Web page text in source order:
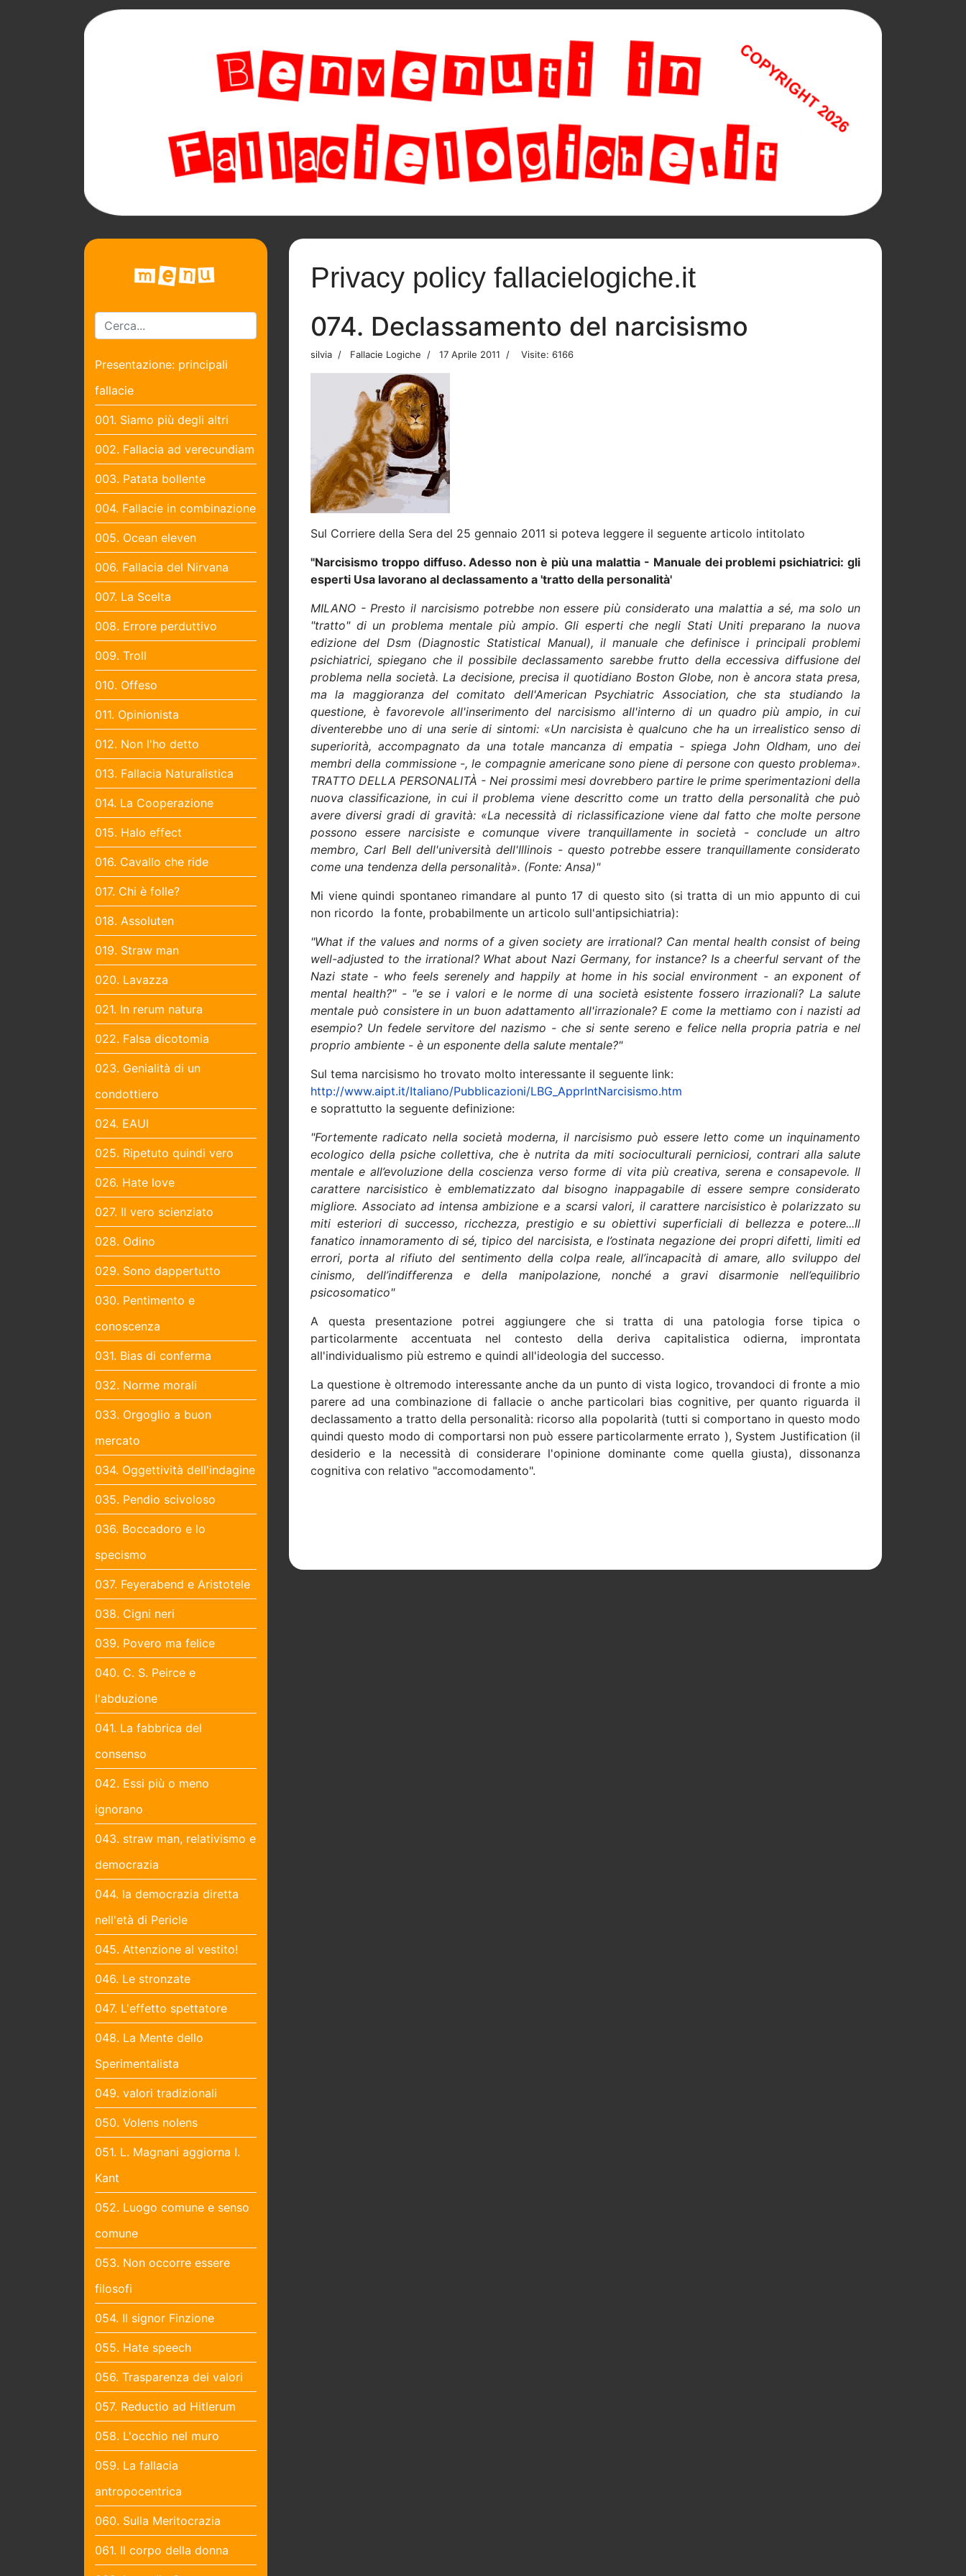
Presentazione: principali
fallacie
001. Siamo più degli altri
002. Fallacia ad verecundiam
003. Patata bollente
004. Fallacie in combinazione
005. Ocean eleven
006. Fallacia del Nirvana
007. La Scelta
008. Errore perduttivo
009. Troll
010. Offeso
011. Opinionista
012. Non l'ho detto
013. Fallacia Naturalistica
014. La Cooperazione
015. Halo effect
016. Cavallo che ride
017. Chi è folle?
018. Assoluten
019. Straw man
020. Lavazza
021. In rerum natura
022. Falsa dicotomia
023. Genialità di un
condottiero
024. EAUI
025. Ripetuto quindi vero
026. Hate love
027. Il vero scienziato
028. Odino
029. Sono dappertutto
030. Pentimento e
conoscenza
031. Bias di conferma
032. Norme morali
033. Orgoglio a buon
mercato
034. Oggettività dell'indagine
035. Pendio scivoloso
036. Boccadoro e lo
specismo
037. Feyerabend e Aristotele
038. Cigni neri
039. Povero ma felice
040. C. S. Peirce e
l'abduzione
041. La fabbrica del
consenso
042. Essi più o meno
ignorano
043. straw man, relativismo e
democrazia
044. la democrazia diretta
nell'età di Pericle
045. Attenzione al vestito!
046. Le stronzate
047. L'effetto spettatore
048. La Mente dello
Sperimentalista
049. valori tradizionali
050. Volens nolens
051. L. Magnani aggiorna I.
Kant
052. Luogo comune e senso
comune
053. Non occorre essere
filosofi
054. Il signor Finzione
055. Hate speech
056. Trasparenza dei valori
057. Reductio ad Hitlerum
058. L'occhio nel muro
059. La fallacia
antropocentrica
060. Sulla Meritocrazia
061. Il corpo della donna
Privacy policy fallacielogiche.it
074. Declassamento del narcisismo
silvia Fallacie Logiche 17 Aprile 2011 Visite: 6166
Sul Corriere della Sera del 25 gennaio 2011 si poteva leggere il seguente articolo intitolato
"Narcisismo troppo diffuso. Adesso non è più una malattia - Manuale dei problemi psichiatrici: gli
esperti Usa lavorano al declassamento a 'tratto della personalità'
MILANO - Presto il narcisismo potrebbe non essere più considerato una malattia a sé, ma solo un
"tratto" di un problema mentale più ampio. Gli esperti che negli Stati Uniti preparano la nuova
edizione del Dsm (Diagnostic Statistical Manual), il manuale che definisce i principali problemi
psichiatrici, spiegano che il possibile declassamento sarebbe frutto della eccessiva diffusione del
problema nella società. La decisione, precisa il quotidiano Boston Globe, non è ancora stata presa,
ma la maggioranza del comitato dell'American Psychiatric Association, che sta studiando la
questione, è favorevole all'inserimento del narcisismo all'interno di un quadro più ampio, in cui
diventerebbe uno di una serie di sintomi: «Un narcisista è qualcuno che ha un irrealistico senso di
superiorità, accompagnato da una totale mancanza di empatia - spiega John Oldham, uno dei
membri della commissione -, le compagnie americane sono piene di persone con questo problema».
TRATTO DELLA PERSONALITÀ - Nei prossimi mesi dovrebbero partire le prime sperimentazioni della
nuova classificazione, in cui il problema viene descritto come un tratto della personalità che può
avere diversi gradi di gravità: «La necessità di riclassificazione viene dal fatto che molte persone
possono essere narcisiste e comunque vivere tranquillamente in società - conclude un altro
membro, Carl Bell dell'università dell'Illinois - questo potrebbe essere tranquillamente considerato
come una tendenza della personalità». (Fonte: Ansa)"
Mi viene quindi spontaneo rimandare al punto 17 di questo sito (si tratta di un mio appunto di cui
non ricordo la fonte, probabilmente un articolo sull'antipsichiatria):
"What if the values and norms of a given society are irrational? Can mental health consist of being
well-adjusted to the irrational? What about Nazi Germany, for instance? Is a cheerful servant of the
Nazi state - who feels serenely and happily at home in his social environment - an exponent of
mental health?" - "e se i valori e le norme di una società esistente fossero irrazionali? La salute
mentale può consistere in un buon adattamento all'irrazionale? E come la mettiamo con i nazisti ad
esempio? Un fedele servitore del nazismo - che si sente sereno e felice nella propria patria e nel
proprio ambiente - è un esponente della salute mentale?"
Sul tema narcisismo ho trovato molto interessante il seguente link:
http://www.aipt.it/Italiano/Pubblicazioni/LBG_ApprIntNarcisismo.htm
e soprattutto la seguente definizione:
"Fortemente radicato nella società moderna, il narcisismo può essere letto come un inquinamento
ecologico della psiche collettiva, che è nutrita da miti socioculturali perniciosi, contrari alla salute
mentale e all’evoluzione della coscienza verso forme di vita più creativa, serena e consapevole. Il
carattere narcisistico è emblematizzato dal bisogno inappagabile di essere sempre considerato
migliore. Associato ad intensa ambizione e a scarsi valori, il carattere narcisistico è polarizzato su
miti esteriori di successo, ricchezza, prestigio e su obiettivi superficiali di bellezza e potere...Il
fanatico innamoramento di sé, tipico del narcisista, e l’ostinata negazione dei propri difetti, limiti ed
errori, porta al rifiuto del sentimento della colpa reale, all’incapacità di amare, allo sviluppo del
cinismo, dell’indifferenza e della manipolazione, nonché a gravi disarmonie nell’equilibrio
psicosomatico"
A questa presentazione potrei aggiungere che si tratta di una patologia forse tipica o
particolarmente accentuata nel contesto della deriva capitalistica odierna, improntata
all'individualismo più estremo e quindi all'ideologia del successo.
La questione è oltremodo interessante anche da un punto di vista logico, trovandoci di fronte a mio
parere ad una combinazione di fallacie o anche particolari bias cognitive, per quanto riguarda il
declassamento a tratto della personalità: ricorso alla popolarità (tutti si comportano in questo modo
quindi questo modo di comportarsi non può essere particolarmente errato ), System Justification (il
desiderio e la necessità di considerare l'opinione dominante come quella giusta), dissonanza
cognitiva con relativo "accomodamento".